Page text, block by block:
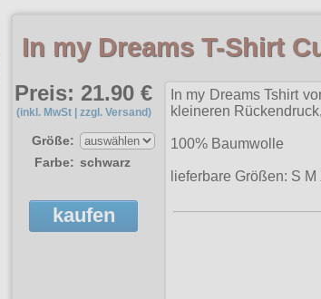
In my Dreams T-Shirt
Preis: 21.90 €
(inkl. MwSt | zzgl. Versand)
Größe:
Farbe: schwarz
kaufen
In my Dreams Tshirt
kleineren
100% Baumwolle
lieferbare Größen: S M